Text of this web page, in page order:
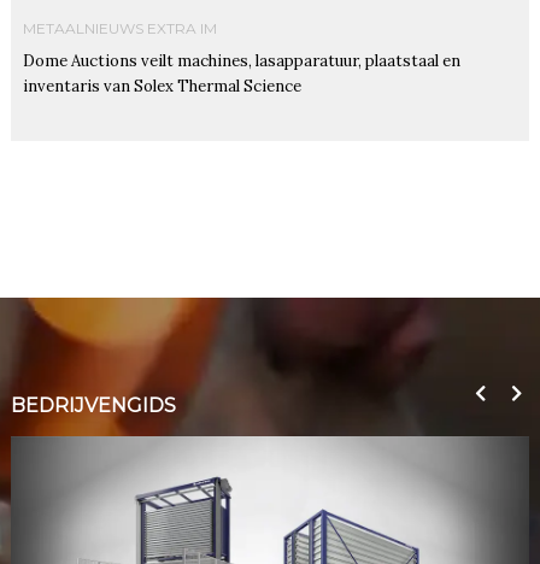
METAALNIEUWS EXTRA IM
Dome Auctions veilt machines, lasapparatuur, plaatstaal en
inventaris van Solex Thermal Science
BEDRIJVENGIDS